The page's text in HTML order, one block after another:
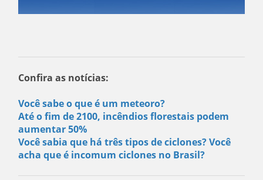
Confira as notícias:
Você sabe o que é um meteoro?
Até o fim de 2100, incêndios florestais podem
aumentar 50%
Você sabia que há três tipos de ciclones? Você
acha que é incomum ciclones no Brasil?